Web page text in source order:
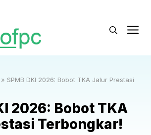
» SPMB DKI 2026: Bobot TKA Jalur Prestasi
2026: Bobot TKA
Terbongkar!